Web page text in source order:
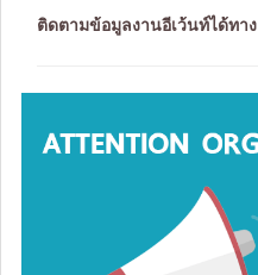
ติดตามข้อมูลงานอีเว้นท์ได้ทาง